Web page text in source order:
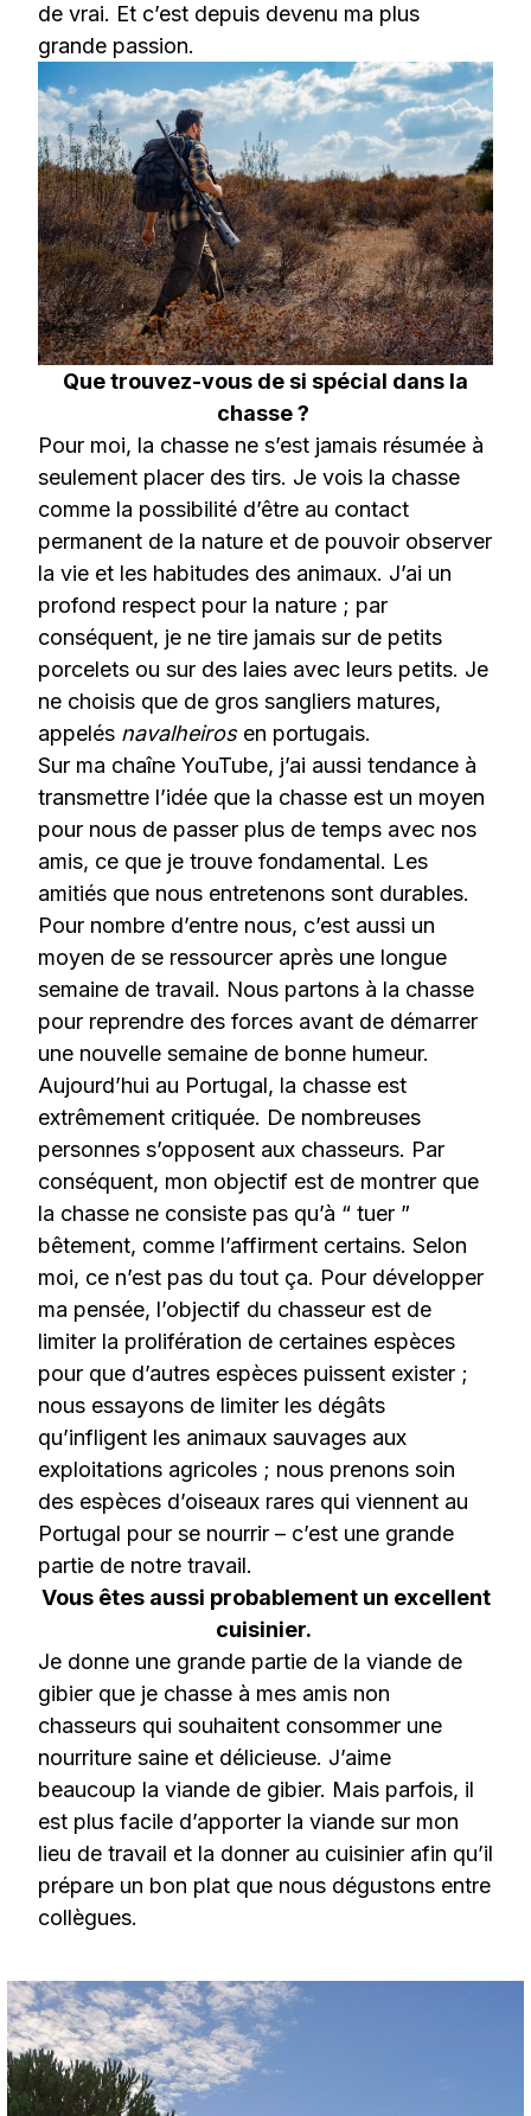
de vrai. Et c’est depuis devenu ma plus
grande passion.
Que trouvez-vous de si spécial dans la
chasse ?
Pour moi, la chasse ne s’est jamais résumée à
seulement placer des tirs. Je vois la chasse
comme la possibilité d’être au contact
permanent de la nature et de pouvoir observer
la vie et les habitudes des animaux. J’ai un
profond respect pour la nature ; par
conséquent, je ne tire jamais sur de petits
porcelets ou sur des laies avec leurs petits. Je
ne choisis que de gros sangliers matures,
appelés navalheirosen portugais.
Sur ma chaîne YouTube, j’ai aussi tendance à
transmettre l’idée que la chasse est un moyen
pour nous de passer plus de temps avec nos
amis, ce que je trouve fondamental. Les
amitiés que nous entretenons sont durables.
Pour nombre d’entre nous, c’est aussi un
moyen de se ressourcer après une longue
semaine de travail. Nous partons à la chasse
pour reprendre des forces avant de démarrer
une nouvelle semaine de bonne humeur.
Aujourd’hui au Portugal, la chasse est
extrêmement critiquée. De nombreuses
personnes s’opposent aux chasseurs. Par
conséquent, mon objectif est de montrer que
la chasse ne consiste pas qu’à “ tuer ”
bêtement, comme l’affirment certains. Selon
moi, ce n’est pas du tout ça. Pour développer
ma pensée, l’objectif du chasseur est de
limiter la prolifération de certaines espèces
pour que d’autres espèces puissent exister ;
nous essayons de limiter les dégâts
qu’infligent les animaux sauvages aux
exploitations agricoles ; nous prenons soin
des espèces d’oiseaux rares qui viennent au
Portugal pour se nourrir – c’est une grande
partie de notre travail.
Vous êtes aussi probablement un excellent
cuisinier.
Je donne une grande partie de la viande de
gibier que je chasse à mes amis non
chasseurs qui souhaitent consommer une
nourriture saine et délicieuse. J’aime
beaucoup la viande de gibier. Mais parfois, il
est plus facile d’apporter la viande sur mon
lieu de travail et la donner au cuisinier afin qu’il
prépare un bon plat que nous dégustons entre
collègues.